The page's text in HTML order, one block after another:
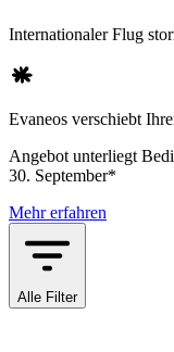
Internationaler Flug
Evaneos verschiebt
Angebot unterliegt
30. September*
Mehr erfahren
Alle Filter